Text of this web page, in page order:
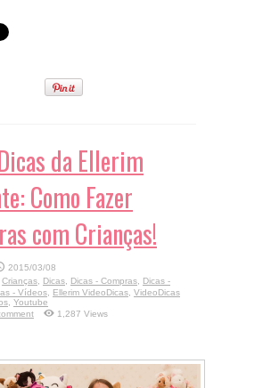
da Ellerim
Como Fazer
com Crianças!
2015/03/08
Crianças Dicas Dicas - Compras
Dicas -
- Vídeos Ellerim VideoDicas VideoDicas
Youtube
1,287 Views